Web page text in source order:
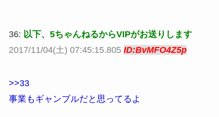
36: 以下、5ちゃんねるからVIPがお送りします
2017/11/04(土) 07:45:15.805 ID:BvMFO4Z5p
>>33
事業もギャンブルだと思ってるよ